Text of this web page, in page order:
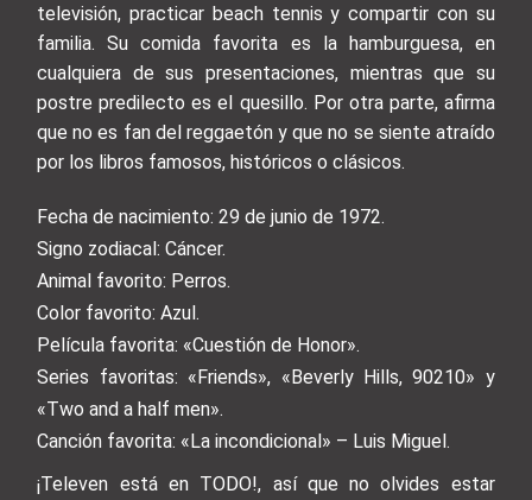
televisión, practicar beach tennis y compartir con su
familia. Su comida favorita es la hamburguesa, en
cualquiera de sus presentaciones, mientras que su
postre predilecto es el quesillo. Por otra parte, afirma
que no es fan del reggaetón y que no se siente atraído
por los libros famosos, históricos o clásicos.
Fecha de nacimiento: 29 de junio de 1972.
Signo zodiacal: Cáncer.
Animal favorito: Perros.
Color favorito: Azul.
Película favorita: «Cuestión de Honor».
Series favoritas: «Friends», «Beverly Hills, 90210» y
«Two and a half men».
Canción favorita: «La incondicional» – Luis Miguel.
¡Televen está en TODO!, así que no olvides estar